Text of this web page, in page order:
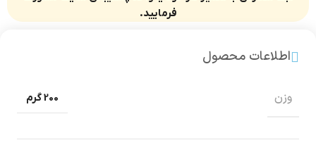
فرمایید.
اطلاعات محصول
وزن 200 گرم